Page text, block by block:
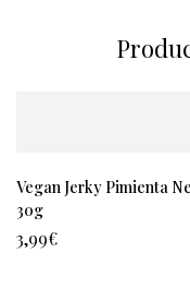
Vegan Jerky Pimienta
30g
3,99€